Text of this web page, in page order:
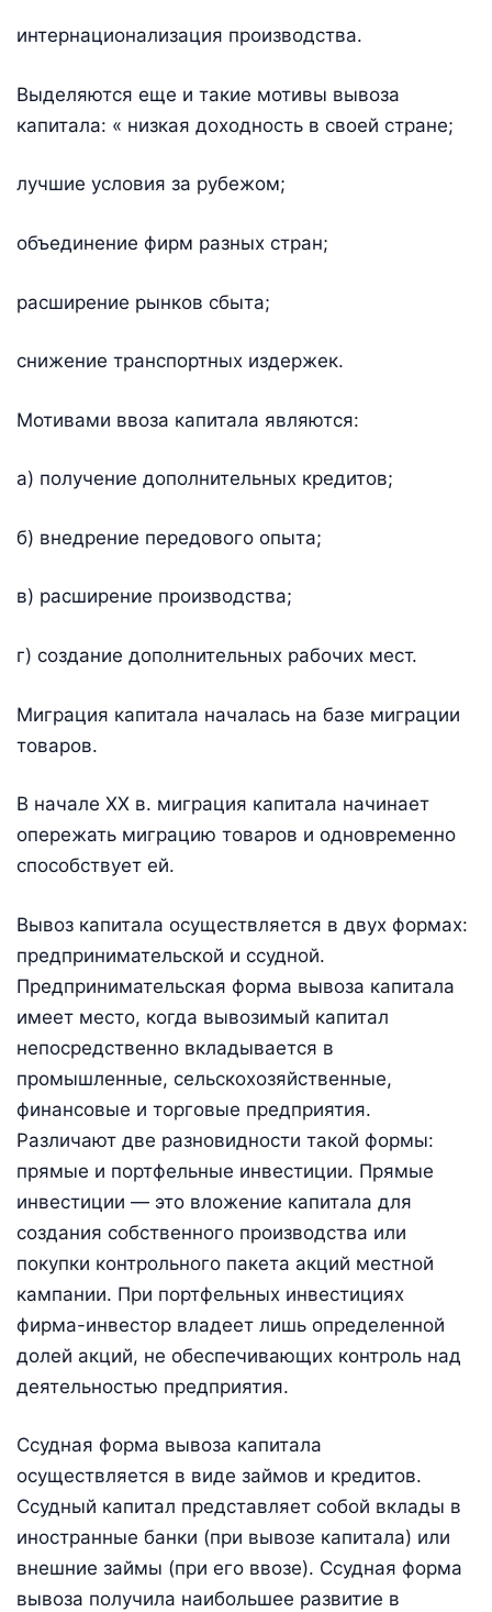
интернационализация производства.
Выделяются еще и такие мотивы вывоза
капитала: « низкая доходность в своей стране;
лучшие условия за рубежом;
объединение фирм разных стран;
расширение рынков сбыта;
снижение транспортных издержек.
Мотивами ввоза капитала являются:
а) получение дополнительных кредитов;
б) внедрение передового опыта;
в) расширение производства;
г) создание дополнительных рабочих мест.
Миграция капитала началась на базе миграции
товаров.
В начале XX в. миграция капитала начинает
опережать миграцию товаров и одновременно
способствует ей.
Вывоз капитала осуществляется в двух формах:
предпринимательской и ссудной.
Предпринимательская форма вывоза капитала
имеет место, когда вывозимый капитал
непосредственно вкладывается в
промышленные, сельскохозяйственные,
финансовые и торговые предприятия.
Различают две разновидности такой формы:
прямые и портфельные инвестиции. Прямые
инвестиции — это вложение капитала для
создания собственного производства или
покупки контрольного пакета акций местной
кампании. При портфельных инвестициях
фирма-инвестор владеет лишь определенной
долей акций, не обеспечивающих контроль над
деятельностью предприятия.
Ссудная форма вывоза капитала
осуществляется в виде займов и кредитов.
Ссудный капитал представляет собой вклады в
иностранные банки (при вывозе капитала) или
внешние займы (при его ввозе). Ссудная форма
вывоза получила наибольшее развитие в